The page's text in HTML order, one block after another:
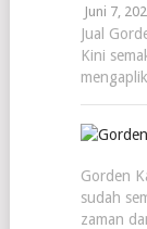
Juni 7,
Jual
Kini
Gorden
sudah
zaman